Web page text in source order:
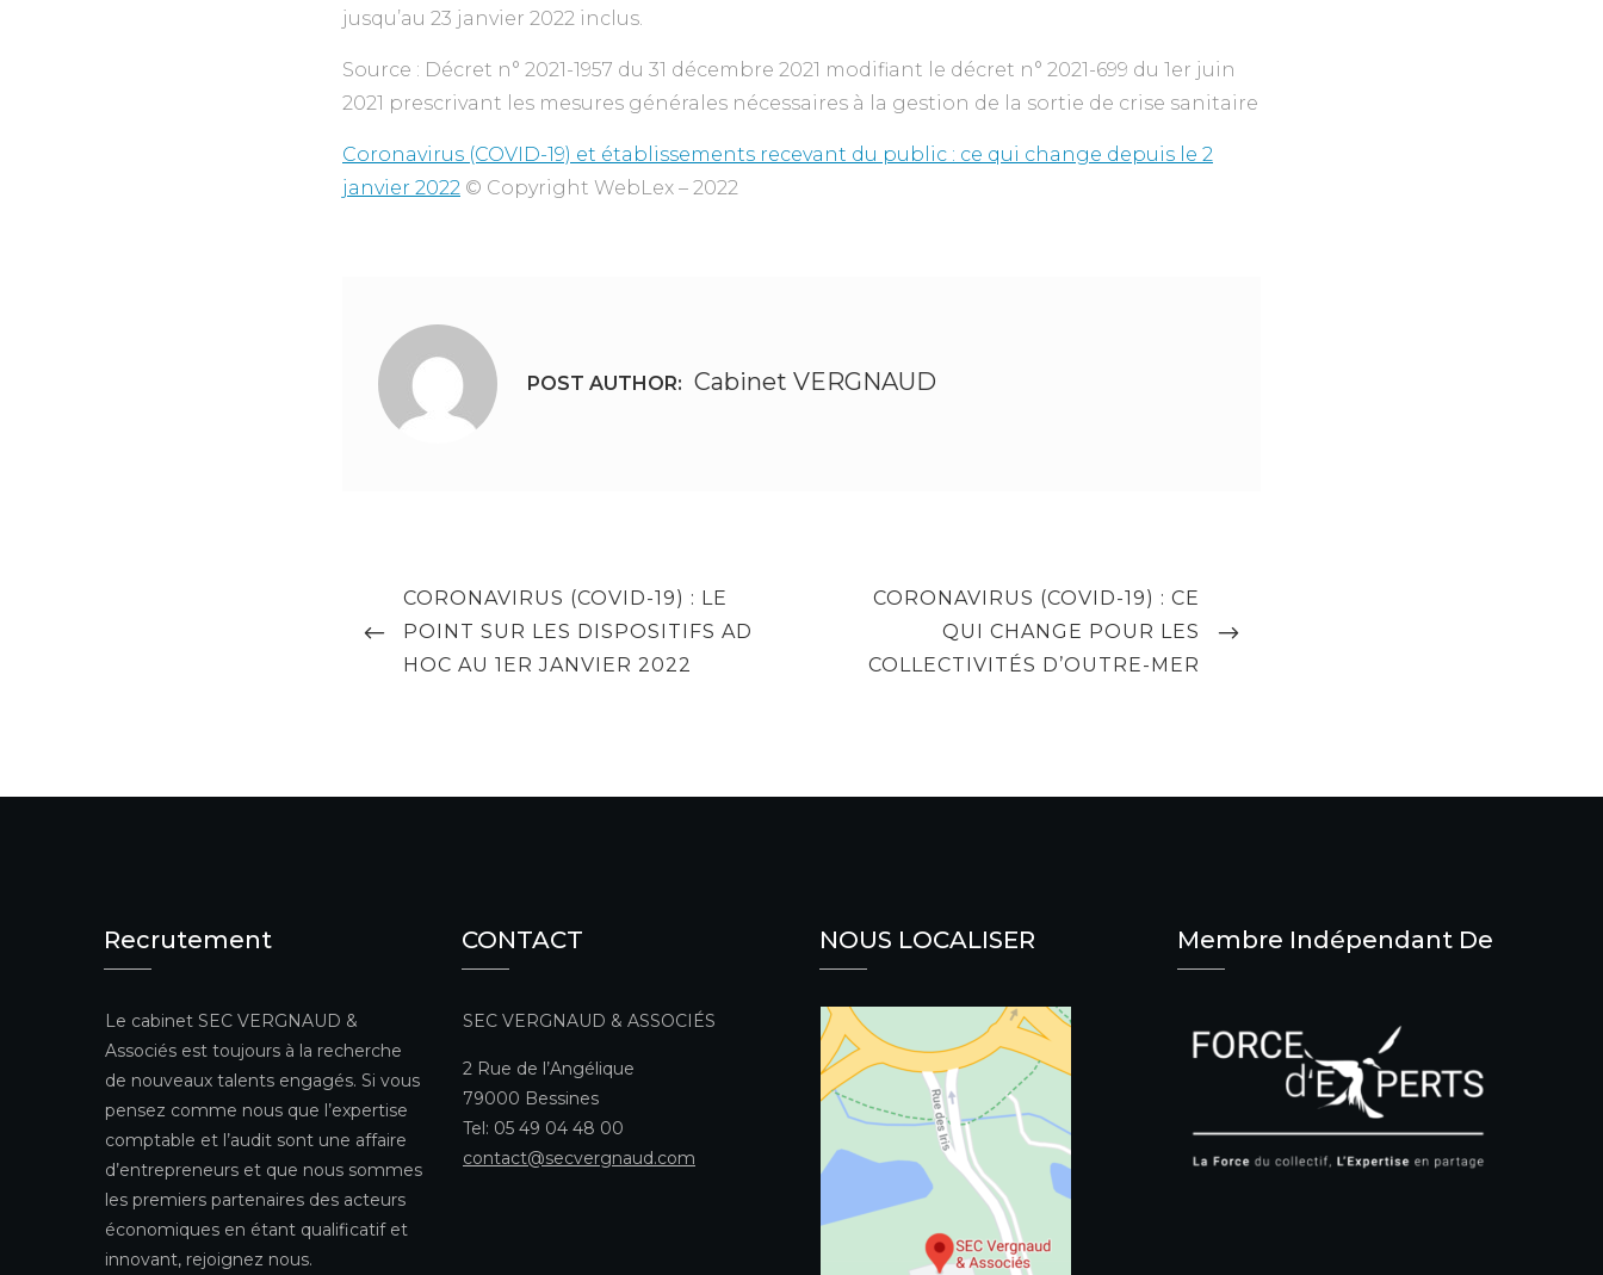
jusqu’au 23 janvier 2022 inclus.
Source : Décret n° 2021-1957 du 31 décembre 2021 modifiant le décret n° 2021-699 du 1er juin
2021 prescrivant les mesures générales nécessaires à la gestion de la sortie de crise sanitaire
Coronavirus (COVID-19) et établissements recevant du public : ce qui change depuis le 2
janvier 2022 © Copyright WebLex – 2022
POST AUTHOR: Cabinet VERGNAUD
Navigation
de
l’article
PREVIOUS
POST
CORONAVIRUS (COVID-19) : LE
POINT SUR LES DISPOSITIFS AD
HOC AU 1ER JANVIER 2022
NEXT
CORONAVIRUS (COVID-19) : CE
QUI CHANGE POUR LES
COLLECTIVITÉS D’OUTRE-MER
Recrutement
Le cabinet SEC VERGNAUD &
Associés est toujours à la recherche
de nouveaux talents engagés. Si vous
pensez comme nous que l’expertise
comptable et l’audit sont une affaire
d’entrepreneurs et que nous sommes
les premiers partenaires des acteurs
économiques en étant qualificatif et
innovant, rejoignez nous.
CONTACT
SEC VERGNAUD & ASSOCIÉS
2 Rue de l’Angélique
79000 Bessines
Tel: 05 49 04 48 00
contact@secvergnaud.com
NOUS LOCALISER Membre Indépendant De